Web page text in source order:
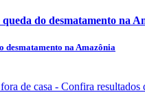
do desmatamento na
desmatamento na Amazônia